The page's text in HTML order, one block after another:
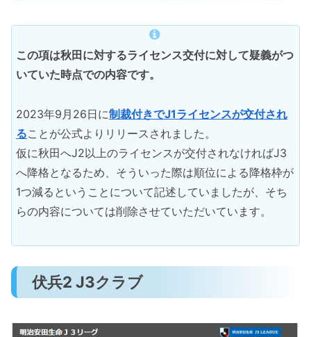
この項は秋田に対するライセンス交付に対して疑義がつ
いていた時点での内容です。
2023年9月26日に制裁付きでJ1ライセンスが交付され
ることが公式よりリリースされました。
仮に秋田へJ2以上のライセンスが交付されなければJ3
へ降格となるため、そういった際は順位による降格枠が
1つ減るということについて記述していましたが、そち
らの内容については削除させていただいています。
伏兵2 J3クラブ